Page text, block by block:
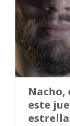
este